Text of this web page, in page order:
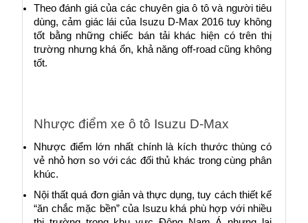
Theo đánh giá của các chuyên gia ô tô và người tiêu
dùng, cảm giác lái của Isuzu D-Max 2016 tuy không
tốt bằng những chiếc bán tải khác hiện có trên thị
trường nhưng khá ổn, khả năng off-road cũng không
tốt.
Nhược điểm xe ô tô Isuzu D-Max
Nhược điểm lớn nhất chính là kích thước thùng có
vẻ nhỏ hơn so với các đối thủ khác trong cùng phân
khúc.
Nội thất quá đơn giản và thực dụng, tuy cách thiết kế
“ăn chắc mặc bền” của Isuzu khá phù hợp với nhiều